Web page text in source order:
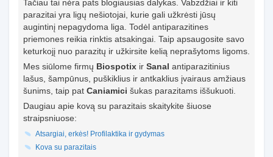
Tačiau tai nėra pats blogiausias dalykas. Vabzdžiai ir kiti
parazitai yra ligų nešiotojai, kurie gali užkrėsti jūsų
augintinį nepagydoma liga. Todėl antiparazitines
priemones reikia rinktis atsakingai. Taip apsaugosite savo
keturkojį nuo parazitų ir užkirsite kelią neprašytoms ligoms.
Mes siūlome firmų Biospotix ir Sanal antiparazitinius
lašus, šampūnus, puškiklius ir antkaklius įvairaus amžiaus
šunims, taip pat Caniamici šukas parazitams iššukuoti.
Daugiau apie kovą su parazitais skaitykite šiuose
straipsniuose:
Atsargiai, erkės! Profilaktika ir gydymas
Kova su parazitais